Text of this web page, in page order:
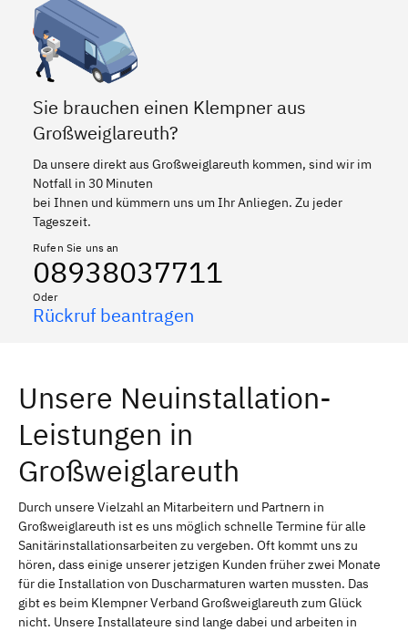
Sie brauchen einen Klempner aus
Großweiglareuth?
Da unsere direkt aus Großweiglareuth kommen, sind wir im
Notfall in 30 Minuten
bei Ihnen und kümmern uns um Ihr Anliegen. Zu jeder
Tageszeit.
Rufen Sie uns an
08938037711
Oder
Rückruf beantragen
Unsere Neuinstallation-
Leistungen in
Großweiglareuth
Durch unsere Vielzahl an Mitarbeitern und Partnern in
Großweiglareuth ist es uns möglich schnelle Termine für alle
Sanitärinstallationsarbeiten zu vergeben. Oft kommt uns zu
hören, dass einige unserer jetzigen Kunden früher zwei Monate
für die Installation von Duscharmaturen warten mussten. Das
gibt es beim Klempner Verband Großweiglareuth zum Glück
nicht. Unsere Installateure sind lange dabei und arbeiten in